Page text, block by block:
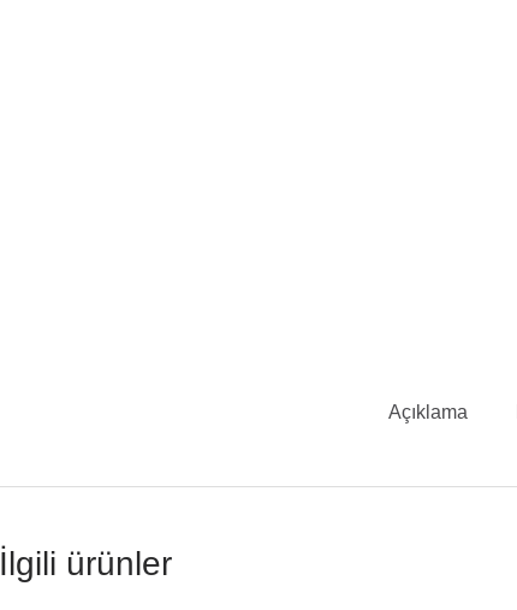
Açıklama
İlgili ürünler